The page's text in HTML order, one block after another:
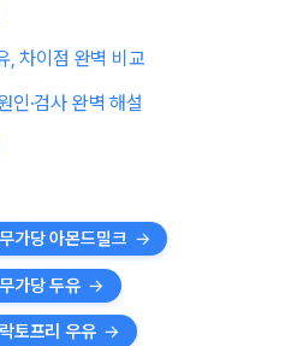
, 차이점 완벽 비교
인·검사 완벽 해설
가당 아몬드밀크
가당 두유
토프리 우유